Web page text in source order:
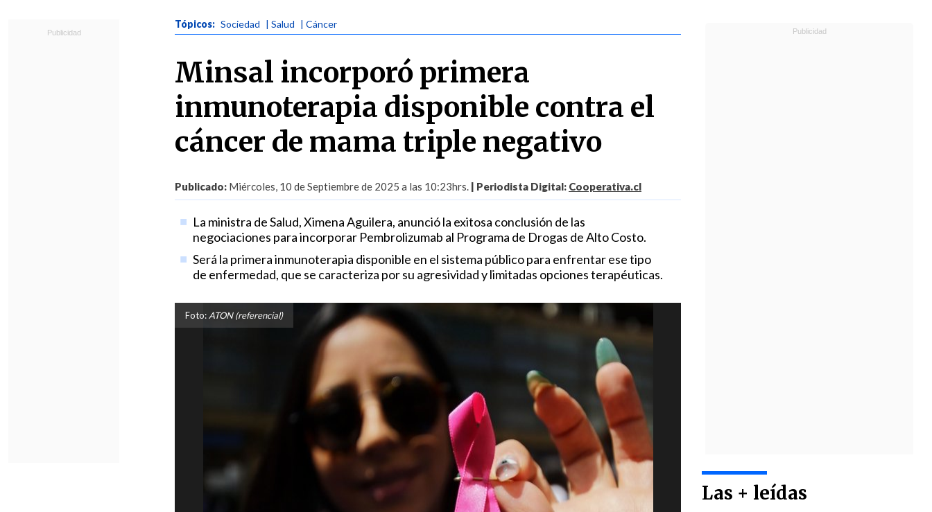
Tópicos: Sociedad | Salud | Cáncer
Minsal incorporó primera
inmunoterapia disponible contra el
cáncer de mama triple negativo
Publicado: Miércoles, 10 de Septiembre de 2025 a las 10:23hrs. | Periodista Digital: Cooperativa.cl
La ministra de Salud, Ximena Aguilera, anunció la exitosa conclusión de las
negociaciones para incorporar Pembrolizumab al Programa de Drogas de Alto Costo.
Será la primera inmunoterapia disponible en el sistema público para enfrentar ese tipo
de enfermedad, que se caracteriza por su agresividad y limitadas opciones terapéuticas.
Foto: ATON (referencial)
Las + leídas